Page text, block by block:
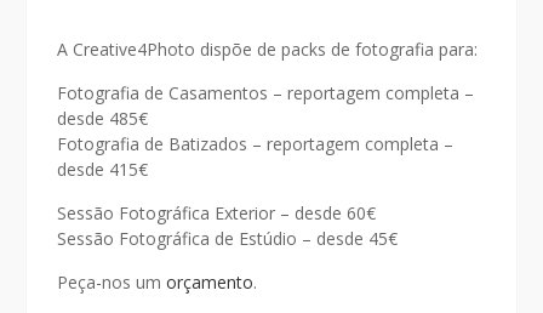
A Creative4Photo dispõe de packs de fotografia para:
Fotografia de Casamentos – reportagem completa –
desde 485€
Fotografia de Batizados – reportagem completa –
desde 415€
Sessão Fotográfica Exterior – desde 60€
Sessão Fotográfica de Estúdio – desde 45€
Peça-nos um orçamento.